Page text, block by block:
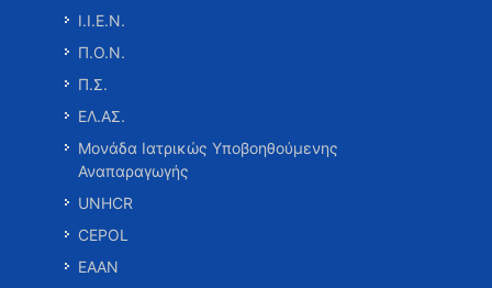
Ι.Ι.Ε.Ν.
Π.Ο.Ν.
Π.Σ.
ΕΛ.ΑΣ.
Μονάδα Ιατρικώς Υποβοηθούμενης
Αναπαραγωγής
UNHCR
CEPOL
ΕΑΑΝ